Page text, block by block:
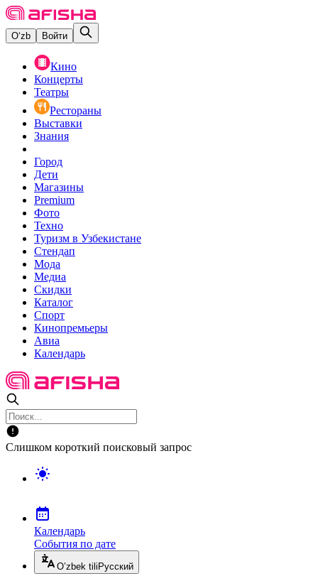
O‘zb Войти
Кино
Концерты
Театры
Рестораны
Выставки
Знания
Город
Дети
Магазины
Premium
Фото
Техно
Туризм в Узбекистане
Стендап
Мода
Медиа
Скидки
Каталог
Спорт
Кинопремьеры
Авиа
Календарь
Слишком короткий поисковый запрос
Календарь
События по дате
O’zbek tili Русский